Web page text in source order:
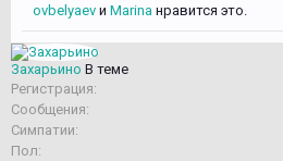
ovbelyaev и Marina нравится это.
Захарьино В теме
Регистрация:
Сообщения:
Симпатии:
Пол: